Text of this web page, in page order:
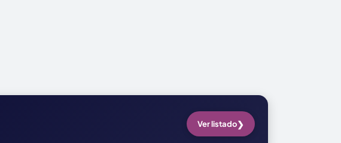
Ver listado❯